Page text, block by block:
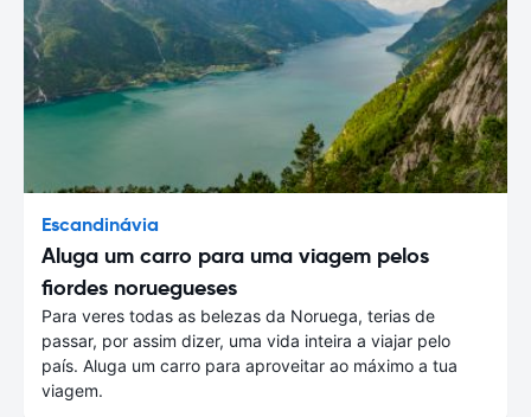
Escandinávia
Aluga um carro para uma viagem pelos
fiordes noruegueses
Para veres todas as belezas da Noruega, terias de
passar, por assim dizer, uma vida inteira a viajar pelo
país. Aluga um carro para aproveitar ao máximo a tua
viagem.